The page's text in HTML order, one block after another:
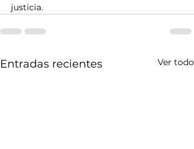
justicia.
Entradas recientes Ver todo